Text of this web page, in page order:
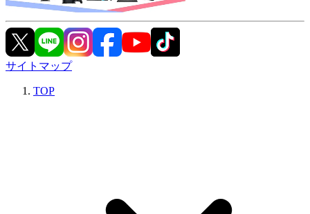
サイトマップ
TOP